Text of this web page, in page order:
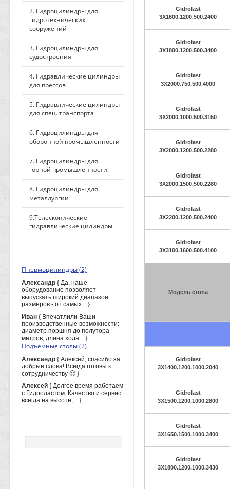
Gidrolast
3X1600.1200.500.2400
Gidrolast
3X1800.1200.500.3400
Gidrolast
3X2000.750.500.4000
Gidrolast
3X2000.1000.500.3150
Gidrolast
3X2000.1200.500.2280
Gidrolast
3X2000.1500.500.2280
Gidrolast
3X2200.1200.500.2400
Gidrolast
3X3100.1600.500.4100
Модель стола
Gidrolast
3X1400.1200.1000.2040
Gidrolast
3X1500.1200.1000.2800
Gidrolast
3X1650.1500.1000.3400
Gidrolast
3X1800.1200.1000.3430
2. Гидроцилиндры для
гидротехнических
сооружений
3. Гидроцилиндры для
судостроения
4. Гидравлические цилиндры
для прессов
5. Гидравлические цилиндры
для спец. транспорта
6. Гидроцилиндры для
оборонной промышленности
7. Гидроцилиндры для
горной промышленности
8. Гидроцилиндры для
металлургии
9.Телескопические
гидравлические цилиндры
Пневмоцилиндры (2)
Александр { Да, наше
оборудование позволяет
выпускать широкий диапазон
размеров - от самых... }
Иван { Впечатлили Ваши
производственные возможности:
диаметр поршня до полутора
метров, длина хода... }
Подъемные столы (2)
Александр { Алексей, спасибо за
добрые слова! Всегда готовы к
сотрудничеству 🙂 }
Алексей { Долгое время работаем
с Гидроластом. Качество и сервис
всегда на высоте,... }